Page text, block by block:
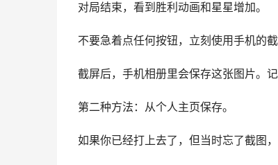
对局结束，看到胜利动画和星星增加。
不要急着点任何按钮，立刻使用手机的
截屏后，手机相册里会保存这张图片。
第二种方法：从个人主页保存。
如果你已经打上去了，但当时忘了截图，